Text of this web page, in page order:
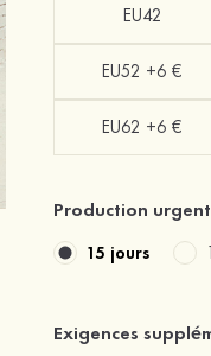
EU42
EU52 +6 €
EU62 +6 €
Production
15 jours
Exigences